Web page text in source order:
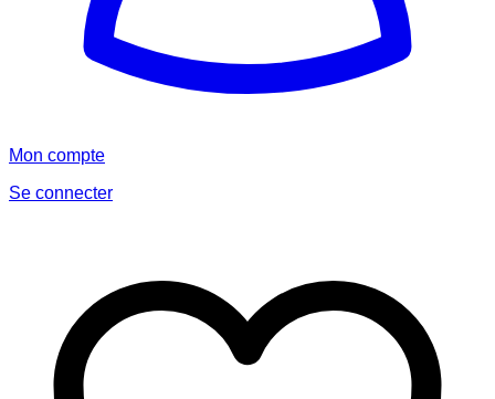
Mon compte
Se connecter